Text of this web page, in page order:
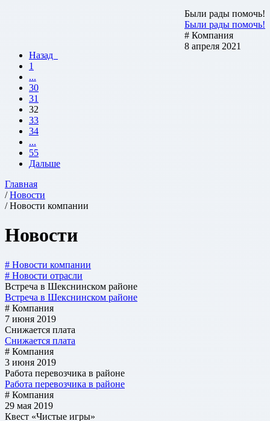
Были рады помочь!
Были рады помочь!
# Компания
8 апреля 2021
Назад
1
...
30
31
32
33
34
...
55
Дальше
Главная
/Новости
/ Новости компании
Новости
# Новости компании
# Новости отрасли
Встреча в Шекснинском районе
Встреча в Шекснинском районе
# Компания
7 июня 2019
Снижается плата
Снижается плата
# Компания
3 июня 2019
Работа перевозчика в районе
Работа перевозчика в районе
# Компания
29 мая 2019
Квест «Чистые игры»